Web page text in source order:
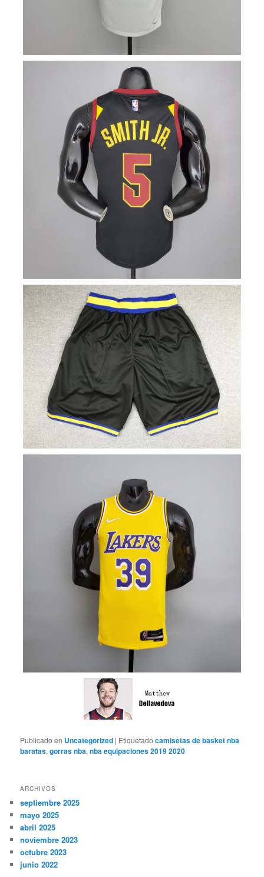
Publicado en Uncategorized | Etiquetado camisetas de basket nba
baratas,gorras nba,nba equipaciones 2019 2020
ARCHIVOS
septiembre 2025
mayo 2025
abril 2025
noviembre 2023
octubre 2023
junio 2022